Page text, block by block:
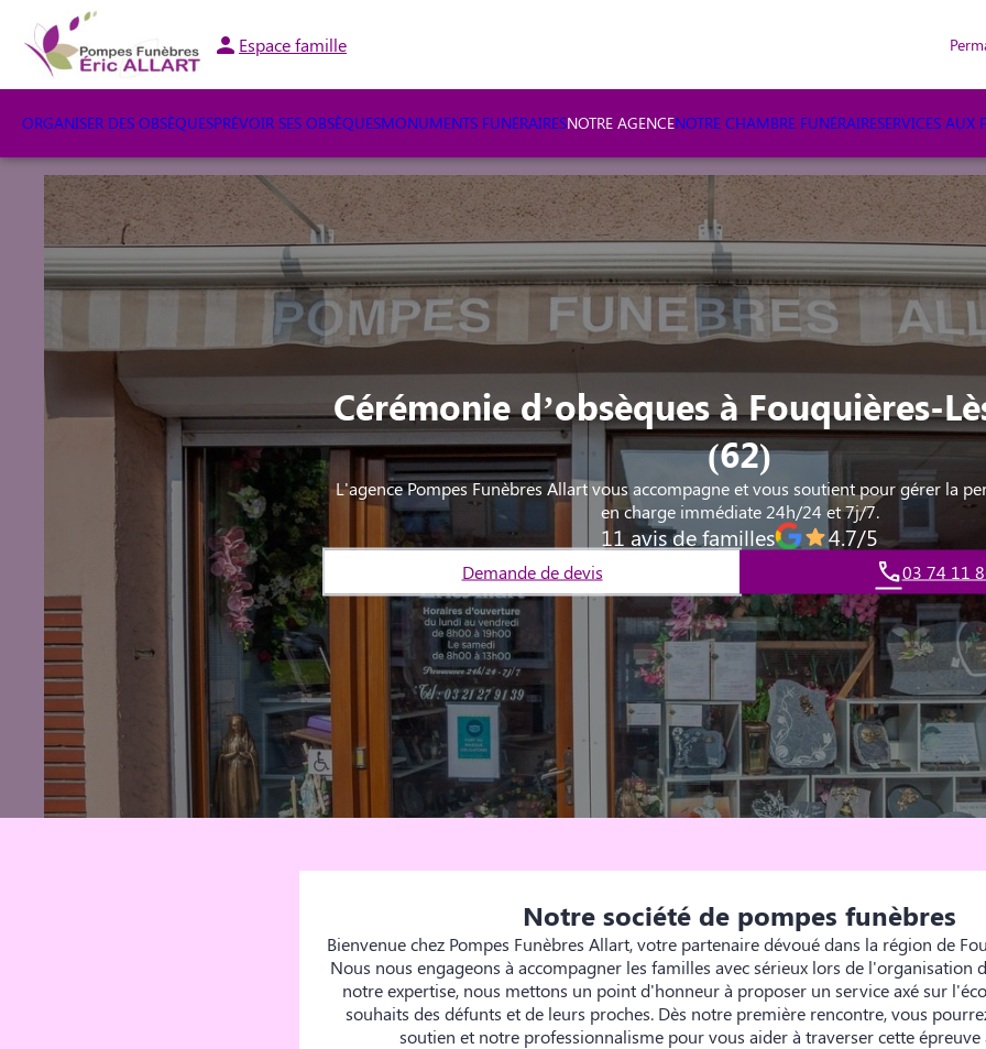
Espace famille
ORGANISER DES OBSÈQUESPRÉVOIR SES OBSÈQUESMONUMENTS FUNÉRAIRESNOTRE AGENCENOTRE CHAMBRE FUNÉRAIRESERVICES AUX
Cérémonie d’obsèques à Fouquières-
(62)
L'agence Pompes Funèbres Allart vous accompagne et vous soutient pour gérer la
en charge immédiate 24h/24 et 7j/7.
11 avis de familles 4.7/5
Demande de devis 03 74 11
Notre société de pompes funèbres
Bienvenue chez Pompes Funèbres Allart, votre partenaire dévoué dans la région de
Nous nous engageons à accompagner les familles avec sérieux lors de l'organisation
notre expertise, nous mettons un point d'honneur à proposer un service axé sur
souhaits des défunts et de leurs proches. Dès notre première rencontre, vous
soutien et notre professionnalisme pour vous aider à traverser cette épreuve